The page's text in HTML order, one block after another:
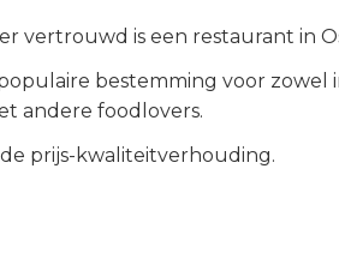
vertrouwd is een restaurant in
bestemming voor zowel
andere foodlovers.
prijs-kwaliteitverhouding.